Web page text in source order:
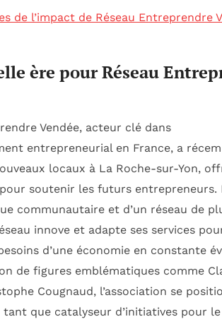
de l’impact de Réseau Entreprendre
ère pour Réseau
Vendée, acteur clé dans
entrepreneurial en France, a
locaux à La Roche-sur-Yon,
soutenir les futurs entrepreneurs.
communautaire et d’un réseau de
innove et adapte ses services
d’une économie en constante
de figures emblématiques comme
Cougnaud, l’association se
que catalyseur d’initiatives pour le